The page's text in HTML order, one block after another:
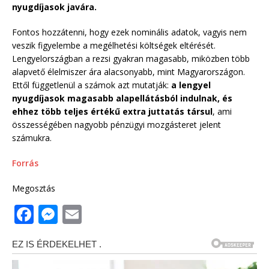
nyugdíjasok javára.
Fontos hozzátenni, hogy ezek nominális adatok, vagyis nem
veszik figyelembe a megélhetési költségek eltérését.
Lengyelországban a rezsi gyakran magasabb, miközben több
alapvető élelmiszer ára alacsonyabb, mint Magyarországon.
Ettől függetlenül a számok azt mutatják: a lengyel
nyugdíjasok magasabb alapellátásból indulnak, és
ehhez több teljes értékű extra juttatás társul, ami
összességében nagyobb pénzügyi mozgásteret jelent
számukra.
Forrás
Megosztás
F
a
c
M
ssai